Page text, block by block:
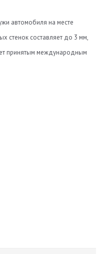
автомобиля на месте
стенок составляет до 3 мм,
принятым международным